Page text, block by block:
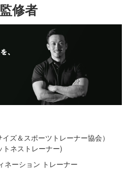
監修者
ズ＆スポーツトレーナー協会）
ネストレーナー)
ネーション トレーナー